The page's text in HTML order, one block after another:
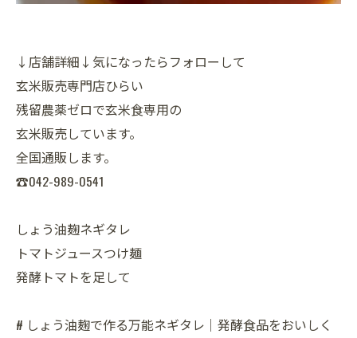
↓店舗詳細↓気になったらフォローして
玄米販売専門店ひらい
残留農薬ゼロで玄米食専用の
玄米販売しています。
全国通販します。
☎042-989-0541
しょう油麹ネギタレ
トマトジュースつけ麺
発酵トマトを足して
# しょう油麹で作る万能ネギタレ｜発酵食品をおいしく